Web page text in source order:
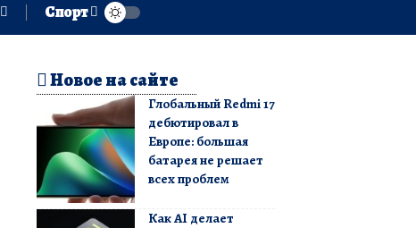
Спорт
Новое на сайте
Глобальный Redmi 17
дебютировал в
Европе: большая
батарея не решает
всех проблем
Как AI делает